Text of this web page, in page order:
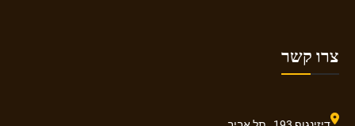
צרו קשר